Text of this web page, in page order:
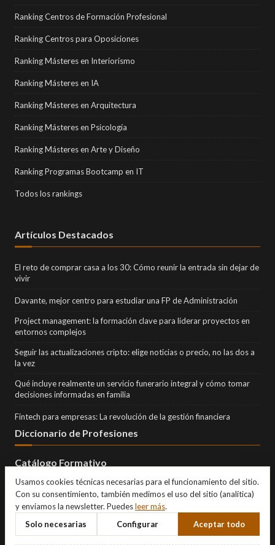
Ranking Centros de Formación Profesional
Ranking Centros para Oposiciones
Ranking Másteres en Interiorismo
Ranking Másteres en IA
Ranking Másteres en Arquitectura
Ranking Másteres en Psicología
Ranking Másteres en Arte y Diseño
Ranking Programas Bootcamp en IT
Todos los rankings
Artículos Destacados
El reto de comprar casa a los 30: Cómo reunir la entrada sin dejar de
vivir
Davante, mejor centro para estudiar una FP de Administración
Project management: la formación clave para liderar proyectos en
entornos complejos
Seguir las actualizaciones cripto: elige noticias o precio, no las dos a
la vez
Qué incluye realmente un servicio funerario integral y cómo tomar
decisiones informadas en familia
Fintech para empresas: La revolución de la gestión financiera
Diccionario de Profesiones
Catálogo Formativo
Usamos cookies técnicas necesarias para el funcionamiento del sitio.
Con su consentimiento, también medimos el uso del sitio (analítica)
y enviamos la newsletter. Puedesleer más.
Solo necesarias
Configurar Aceptar todo